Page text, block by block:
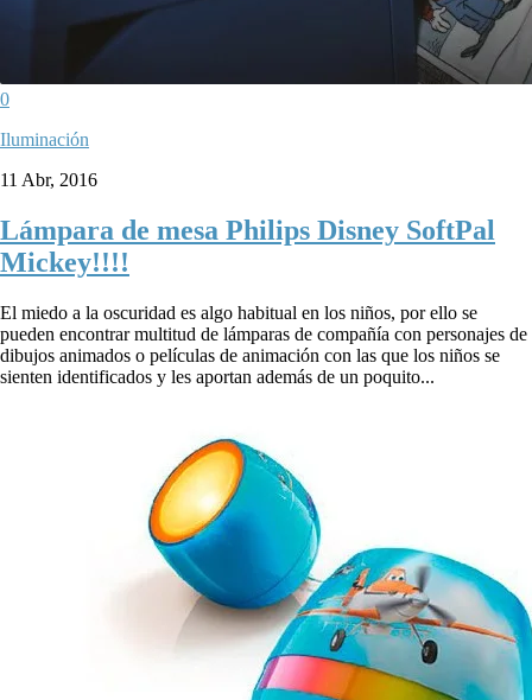
0
Iluminación
11 Abr, 2016
Lámpara de mesa Philips Disney SoftPal
Mickey!!!!
El miedo a la oscuridad es algo habitual en los niños, por ello se
pueden encontrar multitud de lámparas de compañía con personajes de
dibujos animados o películas de animación con las que los niños se
sienten identificados y les aportan además de un poquito...